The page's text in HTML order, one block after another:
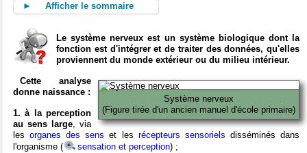
► Afficher le sommaire
Le système nerveux est un système biologique dont la
fonction est d'intégrer et de traiter des données, qu'elles
proviennent du monde extérieur ou du milieu intérieur.
Système nerveux
(Figure tirée d'un ancien manuel d'école primaire)
Cette analyse
donne naissance :
1. à la perception
au sens large, via
lesorganes des sens et les récepteurs sensoriels disséminés dans
l'organisme (
sensation et perception) ;